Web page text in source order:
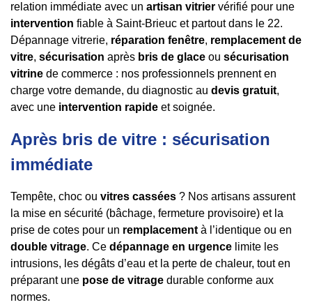
relation immédiate avec un artisan vitrier vérifié pour une
intervention fiable à Saint-Brieuc et partout dans le 22.
Dépannage vitrerie, réparation fenêtre, remplacement de
vitre, sécurisation après bris de glace ou sécurisation
vitrine de commerce : nos professionnels prennent en
charge votre demande, du diagnostic au devis gratuit,
avec une intervention rapide et soignée.
Après bris de vitre : sécurisation
immédiate
Tempête, choc ou vitres cassées ? Nos artisans assurent
la mise en sécurité (bâchage, fermeture provisoire) et la
prise de cotes pour un remplacement à l’identique ou en
double vitrage. Ce dépannage en urgence limite les
intrusions, les dégâts d’eau et la perte de chaleur, tout en
préparant une pose de vitrage durable conforme aux
normes.